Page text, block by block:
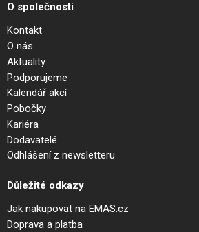
O společnosti
Kontakt
O nás
Aktuality
Podporujeme
Kalendář akcí
Pobočky
Kariéra
Dodavatelé
Odhlášení z newsletteru
Důležité odkazy
Jak nakupovat na EMAS.cz
Doprava a platba